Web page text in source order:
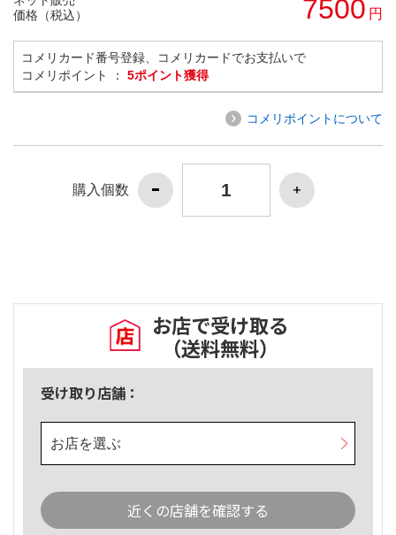
価格（税込）
7500 円
コメリカード番号登録、コメリカードでお支払いで
コメリポイント ： 5ポイント獲得
コメリポイントについて
購入個数
お店で受け取る
（送料無料）
受け取り店舗：
お店を選ぶ
近くの店舗を確認する